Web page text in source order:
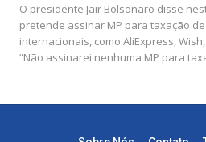
O presidente Jair Bolsonaro disse
pretende assinar MP para taxação
internacionais, como AliExpress,
“Não assinarei nenhuma MP para